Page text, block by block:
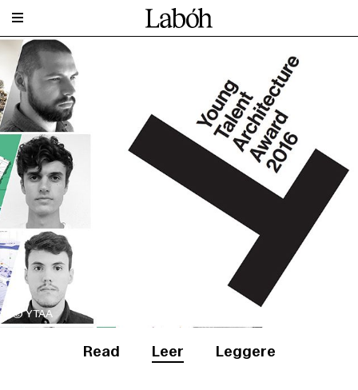
© YTAA
Read Leer Leggere